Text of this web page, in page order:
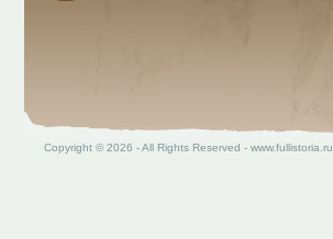
Copyright © 2026 - All Rights Reserved - www.fullistoria.ru